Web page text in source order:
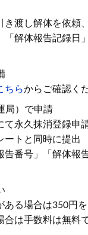
き渡し解体を依頼
「解体報告記録日
ちらからご確認く
局）で申請
て永久抹消登録申
ートと同時に提出
告番号」「解体報
ある場合は350円
は手数料は無料で